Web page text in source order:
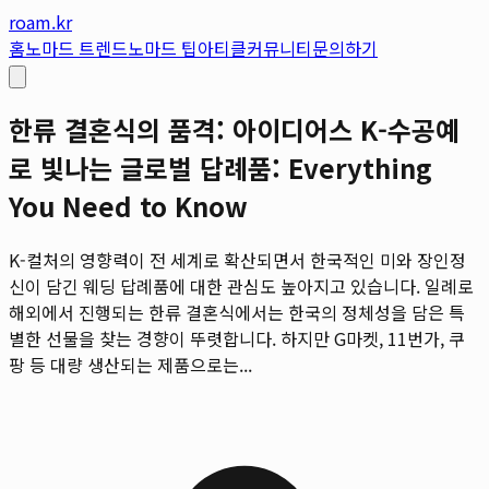
roam.kr
홈노마드 트렌드노마드 팁아티클커뮤니티문의하기
한류 결혼식의 품격: 아이디어스 K-수공예
로 빛나는 글로벌 답례품: Everything
You Need to Know
K-컬처의 영향력이 전 세계로 확산되면서 한국적인 미와 장인정
신이 담긴 웨딩 답례품에 대한 관심도 높아지고 있습니다. 일례로
해외에서 진행되는 한류 결혼식에서는 한국의 정체성을 담은 특
별한 선물을 찾는 경향이 뚜렷합니다. 하지만 G마켓, 11번가, 쿠
팡 등 대량 생산되는 제품으로는...